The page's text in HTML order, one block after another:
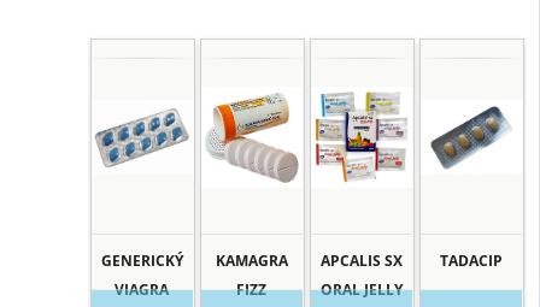
GENERICKÝ
VIAGRA
KAMAGRA
FIZZ
APCALIS SX
ORAL JELLY
TADACIP